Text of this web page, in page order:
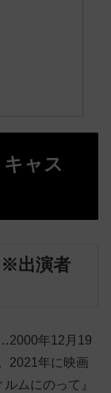
ャス
※出演者
年12月19
2021年に映画
ムにのって』